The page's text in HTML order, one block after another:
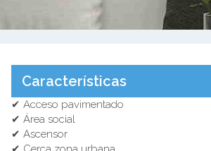
Características
✔ Acceso pavimentado
✔ Área social
✔ Ascensor